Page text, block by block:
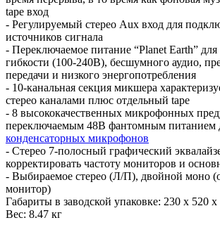
tape вход
- Регулируемый стерео Aux вход для
источников сигнала
- Переключаемое питание “Planet Earth”
гибкости (100-240В), бесшумного аудио,
передачи и низкого энергопотребления
- 10-канальная секция микшера
стерео каналами плюс отдельный tape
- 8 высококачественных микрофонных
переключаемым 48В фантомным питанием
конденсаторных микрофонов
- Стерео 7-полосный графический
корректировать частоту мониторов и
- Выбираемое стерео (Л/П), двойной моно
монитор)
Габариты в заводской упаковке: 230 x 520
Вес: 8.47 кг